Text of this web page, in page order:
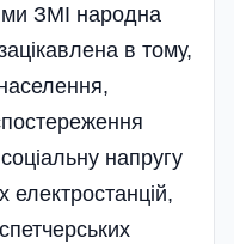
ЗМІ народна
в тому,
напругу
електростанцій,